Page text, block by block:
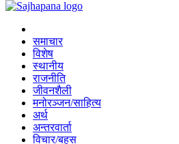
समाचार
विशेष
स्थानीय
राजनीति
जीवनशैली
मनोरञ्जन/साहित्य
अर्थ
अन्तरवार्ता
विचार/बहस